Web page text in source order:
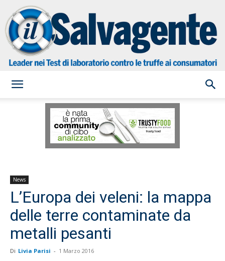
Salvagente
News
L’Europa dei veleni: la mappa
delle terre contaminate da
metalli pesanti
Di Livia Parisi - 1 Marzo 2016